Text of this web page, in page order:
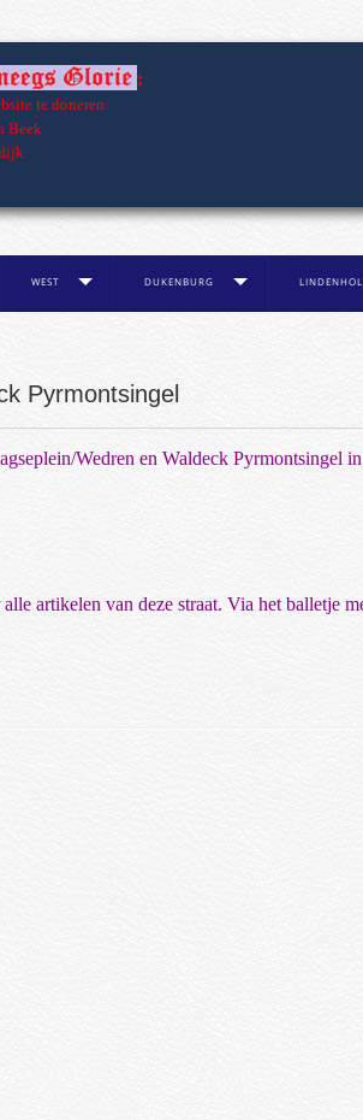
:
te doneren
Beek
WEST DUKENBURG
Pyrmontsingel
Wedren en Waldeck Pyrmontsingel in
artikelen van deze straat. Via het balletje